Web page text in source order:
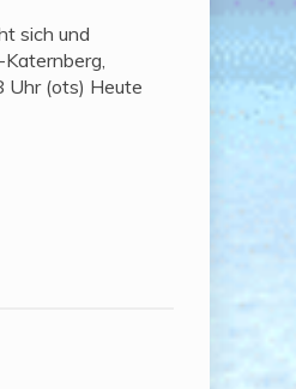
sich und
Uhr (ots) Heute